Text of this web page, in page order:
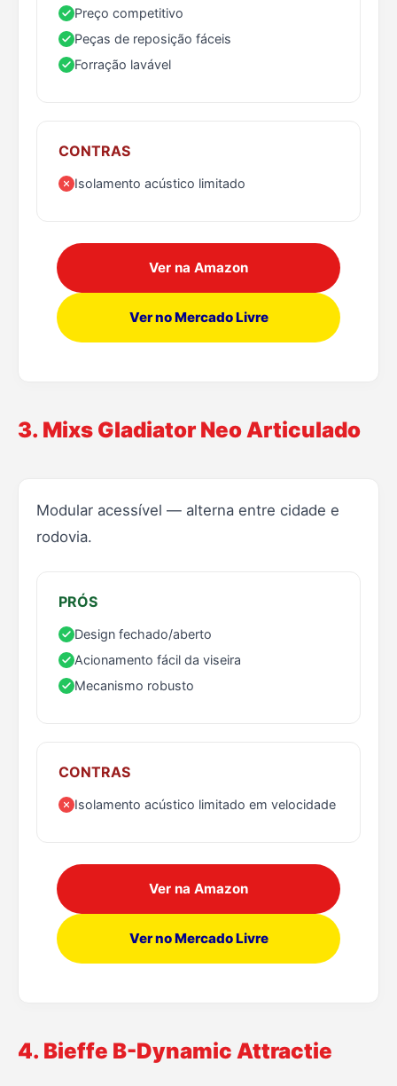
Preço competitivo
Peças de reposição fáceis
Forração lavável
CONTRAS
Isolamento acústico limitado
Ver na Amazon
Ver no Mercado Livre
3. Mixs Gladiator Neo Articulado
Modular acessível — alterna entre cidade e
rodovia.
PRÓS
Design fechado/aberto
Acionamento fácil da viseira
Mecanismo robusto
CONTRAS
Isolamento acústico limitado em velocidade
Ver na Amazon
Ver no Mercado Livre
4. Bieffe B-Dynamic Attractie